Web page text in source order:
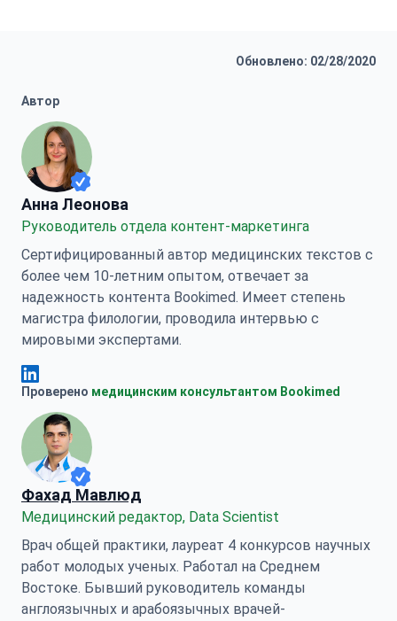
Обновлено: 02/28/2020
Автор
Анна Леонова
Анна Леонова
Руководитель отдела контент-маркетинга
Сертифицированный автор медицинских текстов с
более чем 10-летним опытом, отвечает за
надежность контента Bookimed. Имеет степень
магистра филологии, проводила интервью с
мировыми экспертами.
Анна Леонова Linkedin
Проверено медицинским консультантом Bookimed
Фахад Мавлюд
Медицинский редактор, Data Scientist
Врач общей практики, лауреат 4 конкурсов научных
работ молодых ученых. Работал на Среднем
Востоке. Бывший руководитель команды
англоязычных и арабоязычных врачей-